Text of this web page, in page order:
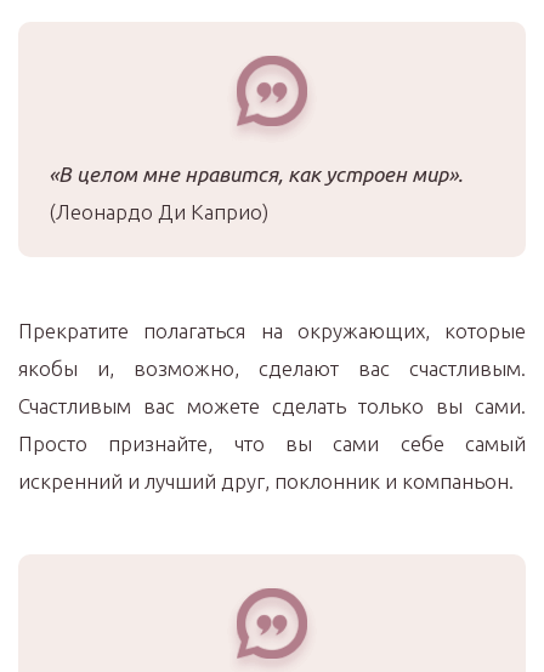
«В целом мне нравится, как устроен мир».
(Леонардо Ди Каприо)
Прекратите полагаться на окружающих, которые
якобы и, возможно, сделают вас счастливым.
Счастливым вас можете сделать только вы сами.
Просто признайте, что вы сами себе самый
искренний и лучший друг, поклонник и компаньон.